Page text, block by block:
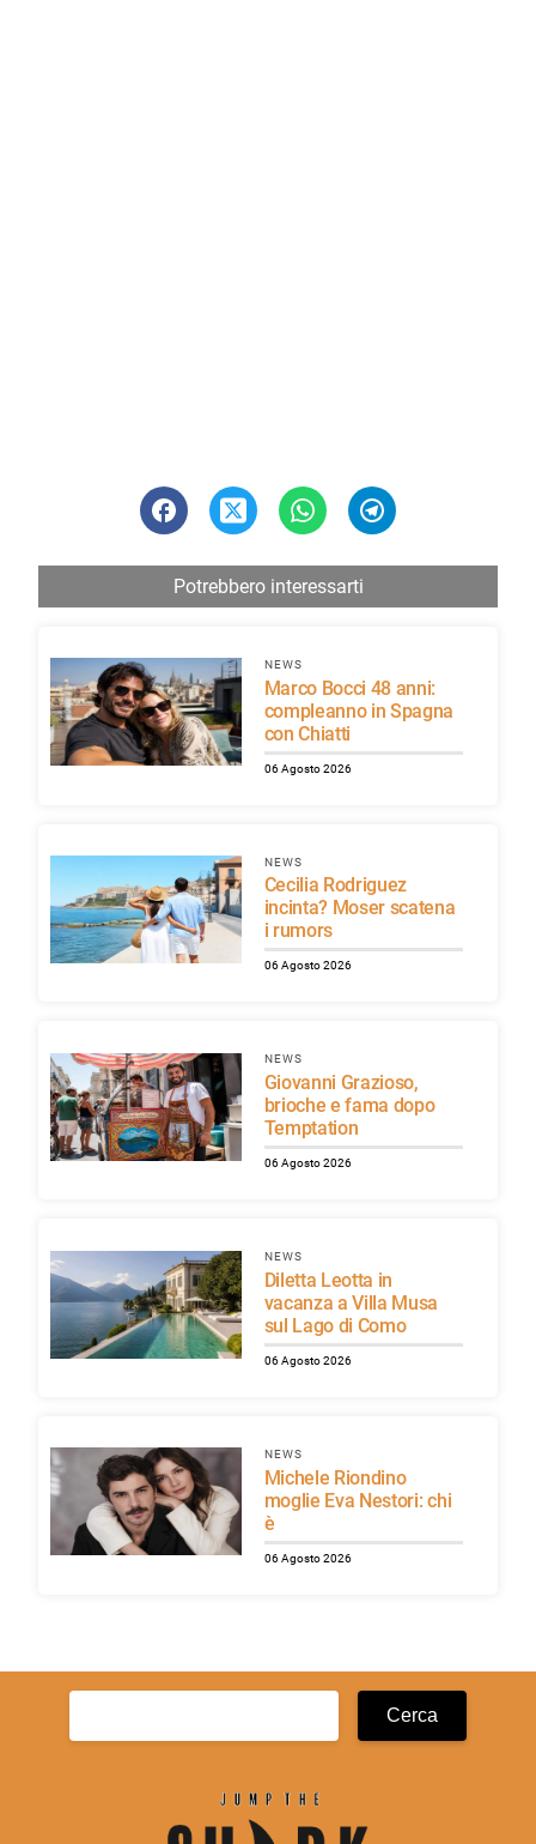
Potrebbero interessarti
NEWS
Marco Bocci 48 anni:
compleanno in Spagna
con Chiatti
06 Agosto 2026
NEWS
Cecilia Rodriguez
incinta? Moser scatena
i rumors
06 Agosto 2026
NEWS
Giovanni Grazioso,
brioche e fama dopo
Temptation
06 Agosto 2026
NEWS
Diletta Leotta in
vacanza a Villa Musa
sul Lago di Como
06 Agosto 2026
NEWS
Michele Riondino
moglie Eva Nestori: chi
è
06 Agosto 2026
Ricerca